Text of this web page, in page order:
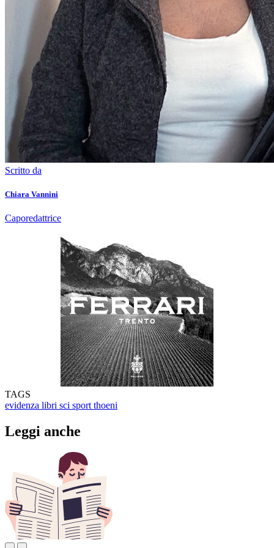
Scritto da
Chiara Vannini
Caporedattrice
TAGS
evidenza libri sci sport thoeni
Leggi anche